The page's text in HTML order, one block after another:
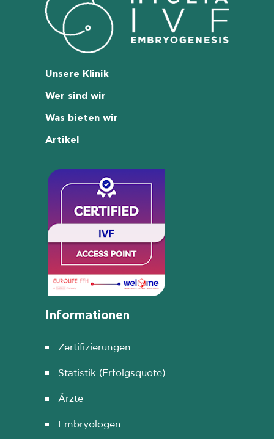
Unsere Klinik
Wer sind wir
Was bieten wir
Artikel
Informationen
Zertifizierungen
Statistik (Erfolgsquote)
Ärzte
Embryologen